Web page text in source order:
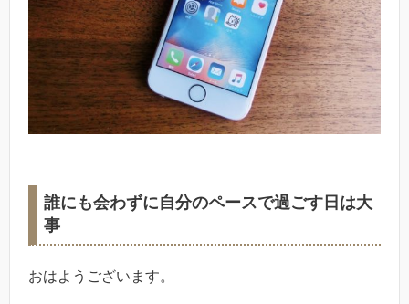
誰にも会わずに自分のペースで過ごす日は大
事
おはようございます。